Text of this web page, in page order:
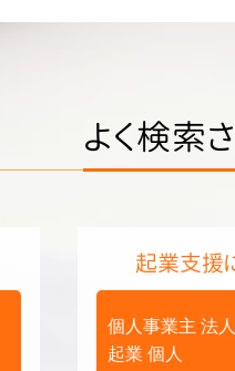
よく検索
起業支援
個人事業主 法
起業 個人